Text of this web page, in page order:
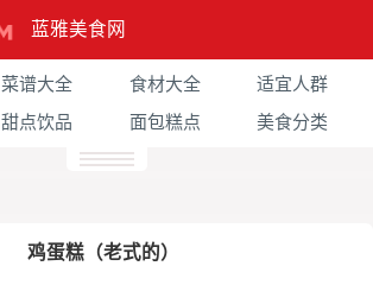
蓝雅美食网
菜谱大全 食材大全
适宜人群
甜点饮品 面包糕点 美食分类
鸡蛋糕（老式的）